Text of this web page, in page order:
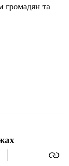
громадян та